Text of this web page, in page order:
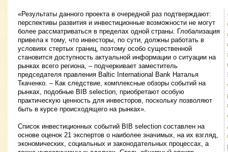
«Результаты данного проекта в очередной раз подтверждают:
перспективы развития и инвестиционные возможности не могут
более рассматриваться в пределах одной страны. Глобализация
привела к тому, что инвесторы, по сути, должны работать в
условиях стертых границ, поэтому особо существенной
становится доступность актуальной информации о ситуации на
рынках всего региона, – подчеркивает заместитель
председателя правления Baltic International Bank Наталья
Ткаченко. – Как следствие, комплексные обзоры событий на
рынках, подобные BIB selection, приобретают особую
практическую ценность для инвесторов, поскольку позволяют
быть в курсе происходящего на рынках».
Список инвестиционных событий BIB selection составлен на
основе оценок 21 экспертов о наиболее значимых, на их взгляд,
экономических, социальных и законодательных процессах, а